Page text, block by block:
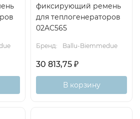
фиксирующий ремень
для теплогенераторов
02AC565
Бренд: Ballu-Biemmedue
30 813,75 ₽
В корзину